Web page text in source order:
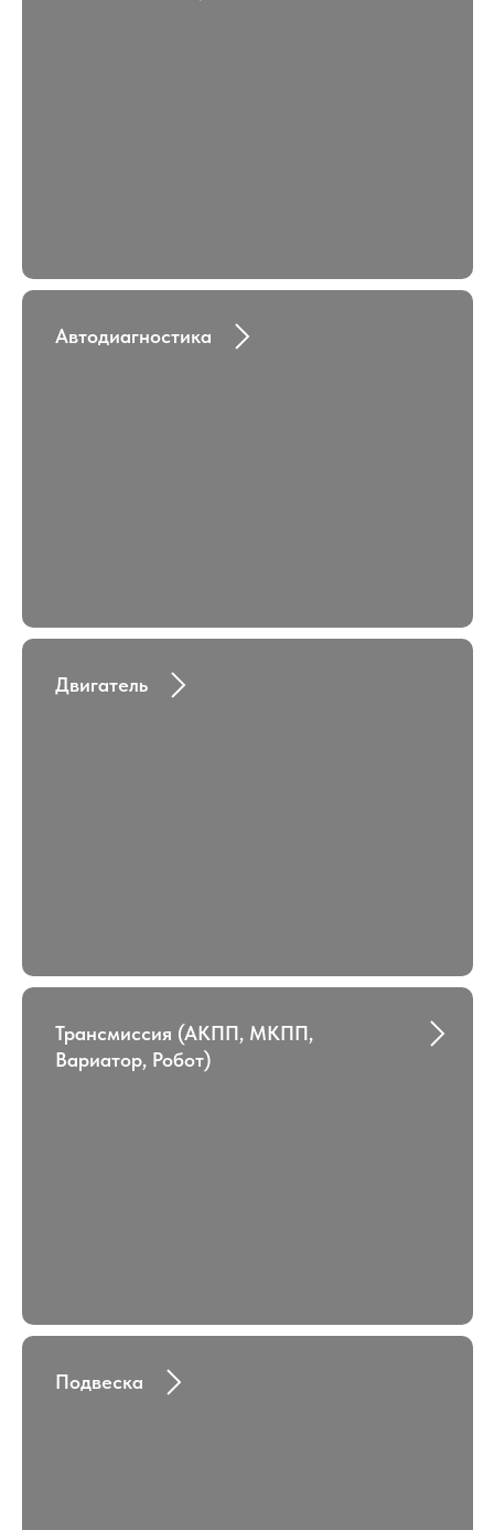
Автодиагностика
Двигатель
Трансмиссия (АКПП, МКПП,
Вариатор, Робот)
Подвеска